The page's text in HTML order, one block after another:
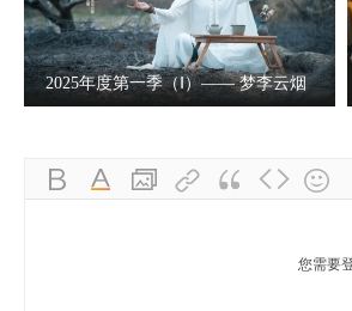
2025年度第一季（Ⅰ）—— 梦李云烟
您需要